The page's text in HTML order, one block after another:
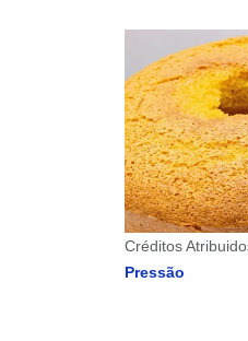
Créditos
Pressão